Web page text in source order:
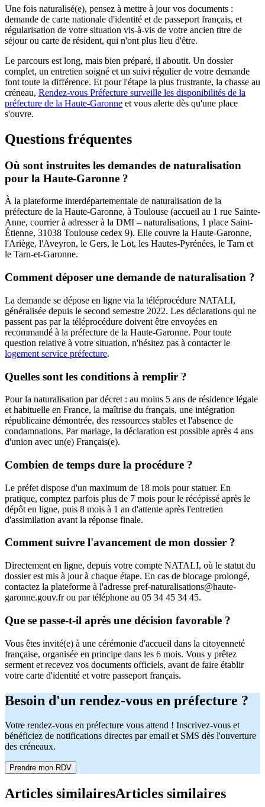
Une fois naturalisé(e), pensez à mettre à jour vos documents :
demande de carte nationale d'identité et de passeport français, et
régularisation de votre situation vis-à-vis de votre ancien titre de
séjour ou carte de résident, qui n'ont plus lieu d'être.
Le parcours est long, mais bien préparé, il aboutit. Un dossier
complet, un entretien soigné et un suivi régulier de votre demande
font toute la différence. Et pour l'étape la plus frustrante, la chasse au
créneau, Rendez-vous Préfecture surveille les disponibilités de la
préfecture de la Haute-Garonne et vous alerte dès qu'une place
s'ouvre.
Questions fréquentes
Où sont instruites les demandes de naturalisation
pour la Haute-Garonne ?
À la plateforme interdépartementale de naturalisation de la
préfecture de la Haute-Garonne, à Toulouse (accueil au 1 rue Sainte-
Anne, courrier à adresser à la DMI – naturalisations, 1 place Saint-
Étienne, 31038 Toulouse cedex 9). Elle couvre la Haute-Garonne,
l'Ariège, l'Aveyron, le Gers, le Lot, les Hautes-Pyrénées, le Tarn et
le Tarn-et-Garonne.
Comment déposer une demande de naturalisation ?
La demande se dépose en ligne via la téléprocédure NATALI,
généralisée depuis le second semestre 2022. Les déclarations qui ne
passent pas par la téléprocédure doivent être envoyées en
recommandé à la préfecture de la Haute-Garonne. Pour toute
question relative à votre situation, n'hésitez pas à contacter le
logement service préfecture.
Quelles sont les conditions à remplir ?
Pour la naturalisation par décret : au moins 5 ans de résidence légale
et habituelle en France, la maîtrise du français, une intégration
républicaine démontrée, des ressources stables et l'absence de
condamnations. Par mariage, la déclaration est possible après 4 ans
d'union avec un(e) Français(e).
Combien de temps dure la procédure ?
Le préfet dispose d'un maximum de 18 mois pour statuer. En
pratique, comptez parfois plus de 7 mois pour le récépissé après le
dépôt en ligne, puis 8 mois à 1 an d'attente après l'entretien
d'assimilation avant la réponse finale.
Comment suivre l'avancement de mon dossier ?
Directement en ligne, depuis votre compte NATALI, où le statut du
dossier est mis à jour à chaque étape. En cas de blocage prolongé,
contactez la plateforme à l'adresse pref-naturalisations@haute-
garonne.gouv.fr ou par téléphone au 05 34 45 34 45.
Que se passe-t-il après une décision favorable ?
Vous êtes invité(e) à une cérémonie d'accueil dans la citoyenneté
française, organisée en principe dans les 6 mois. Vous y prêtez
serment et recevez vos documents officiels, avant de faire établir
votre carte d'identité et votre passeport français.
Besoin d'un rendez-vous en préfecture ?
Votre rendez-vous en préfecture vous attend ! Inscrivez-vous et
bénéficiez de notifications directes par email et SMS dès l'ouverture
des créneaux.
Prendre mon RDV
Articles similairesArticles similaires